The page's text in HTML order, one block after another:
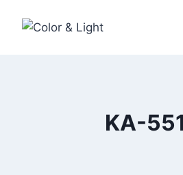
Inhalt
KA-